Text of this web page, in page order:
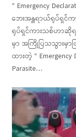
“ Emergency
ဘေးအန္တရာယ်ရုပ်ရှင်
ရုပ်ရှင်ကားသစ်ဟာဆို
မှာ အကြိုပြသသွားမှာ
ထားတဲ့ “
Parasite…